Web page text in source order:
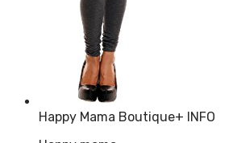
Happy Mama Boutique+ INFO